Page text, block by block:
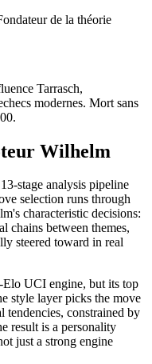
de la théorie
Tarrasch,
modernes. Mort sans
Wilhelm
stage analysis pipeline
selection runs through
characteristic decisions:
chains between themes,
steered toward in real
Elo UCI engine, but its top
style layer picks the move
tendencies, constrained by
result is a personality
just a strong engine